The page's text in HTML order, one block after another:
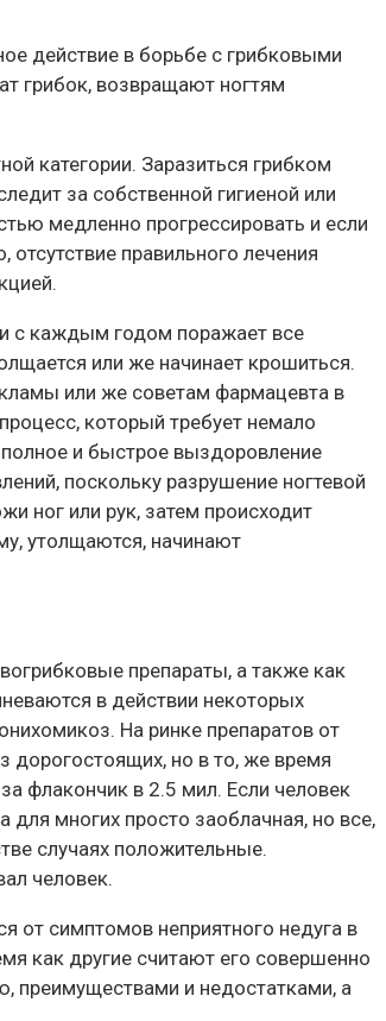
действие в борьбе с грибковыми
грибок, возвращают ногтям
категории. Заразиться грибком
за собственной гигиеной или
медленно прогрессировать и если
правильного лечения
и с каждым годом поражает все
или же начинает крошиться.
или же советам фармацевта в
который требует немало
и быстрое выздоровление
поскольку разрушение ногтевой
ног или рук, затем происходит
утолщаются, начинают
препараты, а также как
в действии некоторых
На ринке препаратов от
дорогостоящих, но в то, же время
флакончик в 2.5 мил. Если человек
для многих просто заоблачная, но все,
случаях положительные.
человек.
от симптомов неприятного недуга в
как другие считают его совершенно
преимуществами и недостатками, а